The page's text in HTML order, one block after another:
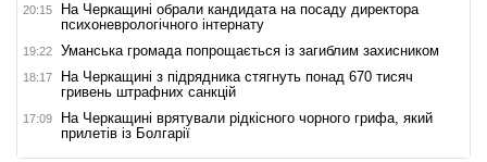
20:15
На Черкащині обрали кандидата на посаду директора
психоневрологічного інтернату
19:22 Уманська громада попрощається із загиблим захисником
18:17
На Черкащині з підрядника стягнуть понад 670 тисяч
гривень штрафних санкцій
17:09
На Черкащині врятували рідкісного чорного грифа, який
прилетів із Болгарії